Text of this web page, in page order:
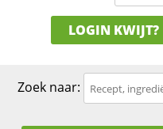
LOGIN KWIJT?
Zoek naar: